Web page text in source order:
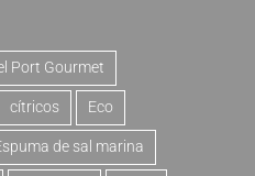
Port Gourmet
cítricos Eco
de sal marina